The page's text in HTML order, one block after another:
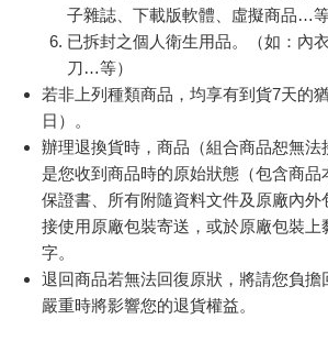
子雜誌、下載版軟體、虛擬商品…等
已拆封之個人衛生用品。（如：內
刀…等）
若非上列種類商品，均享有到貨7天的
日）。
辦理退換貨時，商品（組合商品恕無法
是您收到商品時的原始狀態（包含商品
保證書、所有附隨資料文件及原廠內
接使用原廠包裝寄送，或於原廠包裝上
字。
退回商品若無法回復原狀，將請您負擔
嚴重時將影響您的退貨權益。